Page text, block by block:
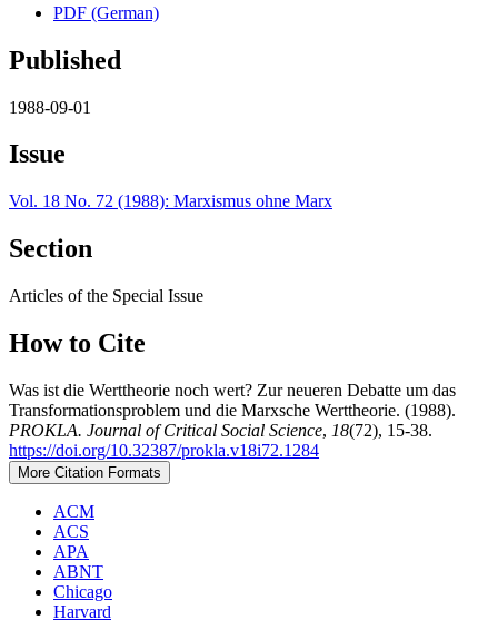
PDF (German)
Published
1988-09-01
Issue
Vol. 18 No. 72 (1988): Marxismus ohne Marx
Section
Articles of the Special Issue
How to Cite
Was ist die Werttheorie noch wert? Zur neueren Debatte um das
Transformationsproblem und die Marxsche Werttheorie. (1988).
PROKLA. Journal of Critical Social Science, 18(72), 15-38.
https://doi.org/10.32387/prokla.v18i72.1284
More Citation Formats
ACM
ACS
APA
ABNT
Chicago
Harvard